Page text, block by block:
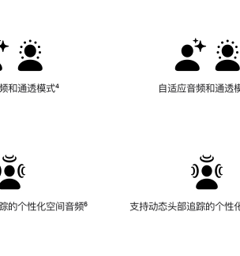
和通透模式脚
⁴
的个性化空间音频脚
⁶
自适应音频和通透
支持动态头部追踪的个性